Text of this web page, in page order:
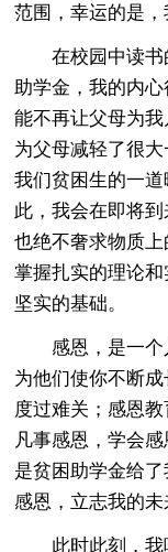
范围，幸运的是，
在校园中读书
助学金，我的内
能不再让父母为
为父母减轻了很
我们贫困生的一
此，我会在即将
也绝不奢求物质
掌握扎实的理论
坚实的基础。
感恩，是一个
为他们使你不断
度过难关；感恩
凡事感恩，学会
是贫困助学金给
感恩，立志我的未
此时此刻，我